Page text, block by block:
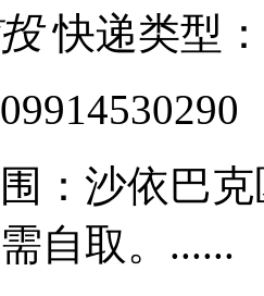
快递类型
：沙依巴
自取。......